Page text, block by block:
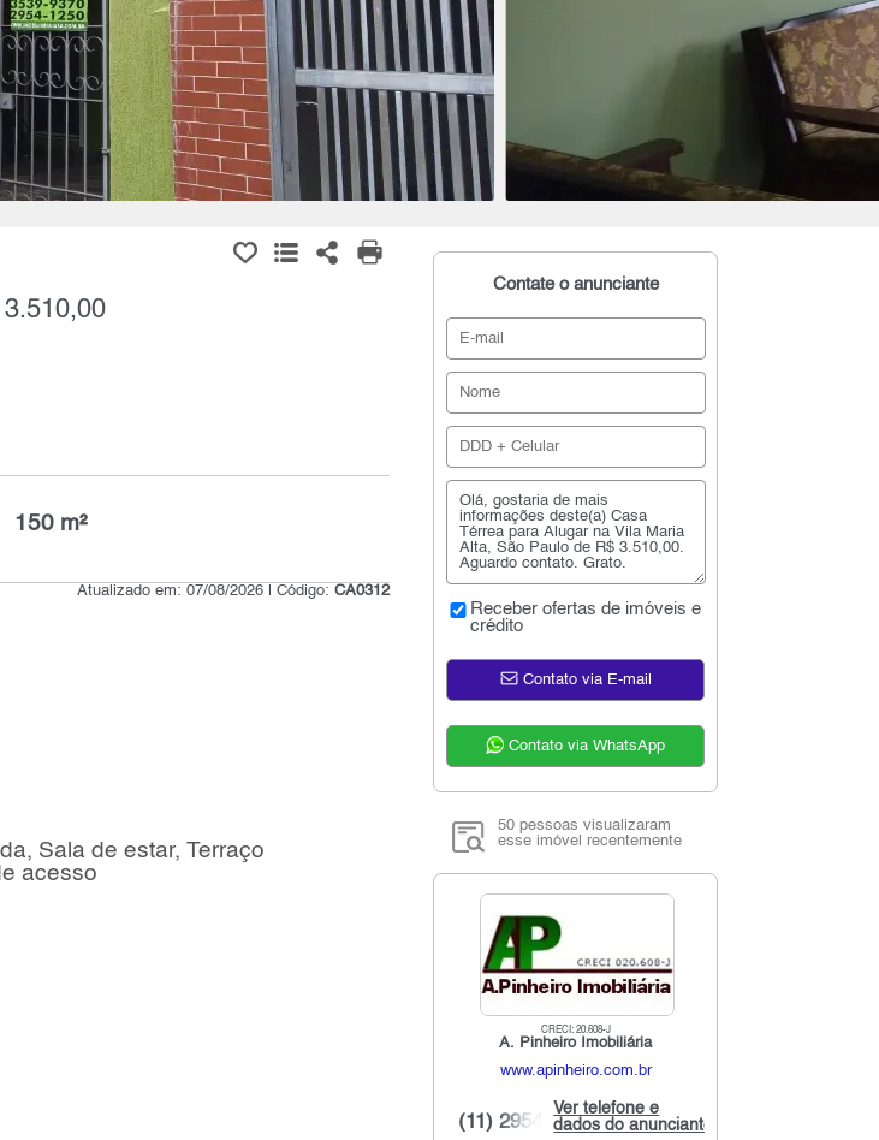
150 m²
Atualizado em: 07/08/2026 | Código:CA0312
Sala de estar, Terraço
acesso
Contate o anunciante
Receber ofertas de imóveis e
crédito
Contato via E-mail
Contato via WhatsApp
50 pessoas visualizaram
esse imóvel recentemente
CRECI: 20.608-J
A. Pinheiro Imobiliária
www.apinheiro.com.br
Ver telefone e
dados do anunciante
(11) 2954...